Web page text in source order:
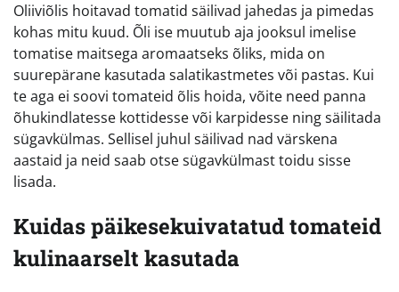
Oliiviõlis hoitavad tomatid säilivad jahedas ja pimedas
kohas mitu kuud. Õli ise muutub aja jooksul imelise
tomatise maitsega aromaatseks õliks, mida on
suurepärane kasutada salatikastmetes või pastas. Kui
te aga ei soovi tomateid õlis hoida, võite need panna
õhukindlatesse kottidesse või karpidesse ning säilitada
sügavkülmas. Sellisel juhul säilivad nad värskena
aastaid ja neid saab otse sügavkülmast toidu sisse
lisada.
Kuidas päikesekuivatatud tomateid
kulinaarselt kasutada